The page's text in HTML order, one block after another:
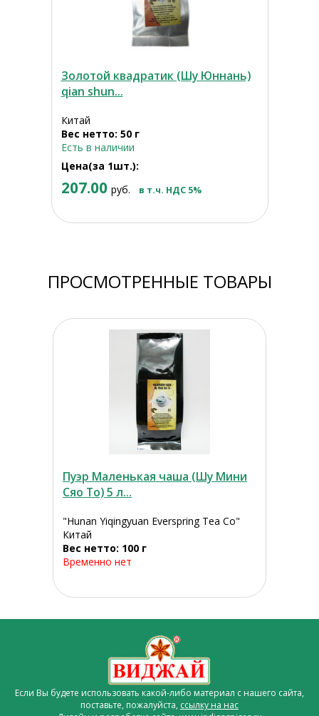
Золотой квадратик (Шу Юннань)
qian shun...
Китай
Вес нетто: 50 г
Есть в наличии
Цена(за 1шт.):
207.00 руб. в т.ч. НДС 5%
ПРОСМОТРЕННЫЕ ТОВАРЫ
Пуэр Маленькая чаша (Шу Мини
Сяо То) 5 л...
"Hunan Yiqingyuan Everspring Tea Co"
Китай
Вес нетто: 100 г
Временно нет
Если Вы будете использовать какой-либо материал с нашего сайта,
поставьте, пожалуйста, ссылку на нас